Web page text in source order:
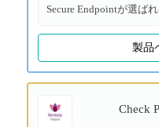
Secure Endpointが選ば
製品
Check